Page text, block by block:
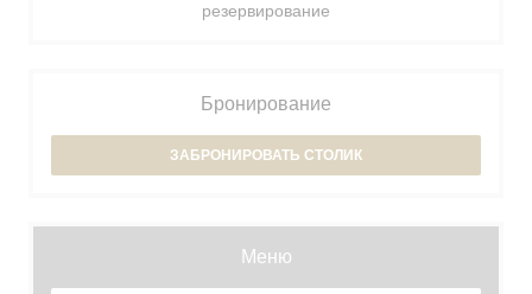
резервирование
Бронирование
ЗАБРОНИРОВАТЬ СТОЛИК
Меню